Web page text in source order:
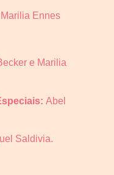
Ennes
e Marilia
Abel
Saldivia.